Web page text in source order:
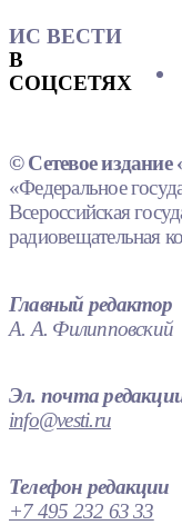
ИС ВЕСТИ
В
СОЦСЕТЯХ
© Сетевое издание
«Федеральное
Всероссийская
радиовещательная
Главный редактор
А. А. Филипповский
Эл. почта
info@vesti.ru
Телефон редакции
+7 495 232 63 33